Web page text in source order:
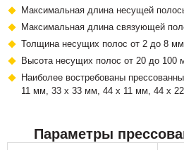
Максимальная длина несущей
Максимальная длина связующей
Толщина несущих полос от 2 до 8 мм.
Высота несущих полос от 20 до 100
Наиболее востребованы
11 мм, 33 х 33 мм, 44 х 11 мм, 44 х
Параметры